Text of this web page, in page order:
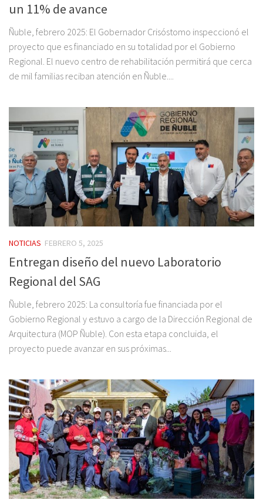
un 11% de avance
Ñuble, febrero 2025: El Gobernador Crisóstomo inspeccionó el
proyecto que es financiado en su totalidad por el Gobierno
Regional. El nuevo centro de rehabilitación permitirá que cerca
de mil familias reciban atención en Ñuble....
NOTICIAS FEBRERO 5, 2025
Entregan diseño del nuevo Laboratorio
Regional del SAG
Ñuble, febrero 2025: La consultoría fue financiada por el
Gobierno Regional y estuvo a cargo de la Dirección Regional de
Arquitectura (MOP Ñuble). Con esta etapa concluida, el
proyecto puede avanzar en sus próximas...